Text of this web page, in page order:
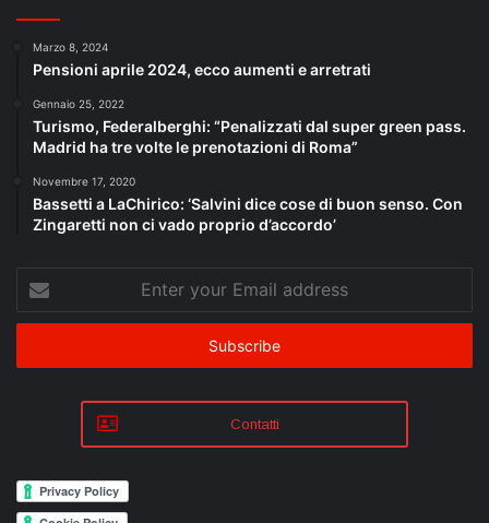
Marzo 8, 2024
Pensioni aprile 2024, ecco aumenti e arretrati
Gennaio 25, 2022
Turismo, Federalberghi: “Penalizzati dal super green pass.
Madrid ha tre volte le prenotazioni di Roma”
Novembre 17, 2020
Bassetti a LaChirico: ‘Salvini dice cose di buon senso. Con
Zingaretti non ci vado proprio d’accordo’
your
Email
Contatti